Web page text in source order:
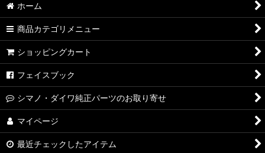
ホーム
商品カテゴリメニュー
ショッピングカート
フェイスブック
シマノ・ダイワ純正パーツのお取り寄せ
マイページ
最近チェックしたアイテム